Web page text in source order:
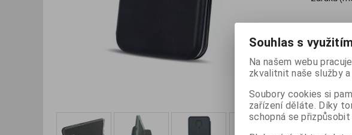
Souhlas s
Na našem webu
zkvalitnit naše služby
Soubory cookies si
zařízení děláte. Díky
schopná se